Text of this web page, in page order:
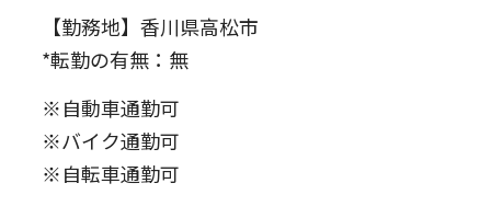
【勤務地】香川県高松市
*転勤の有無：無
※自動車通勤可
※バイク通勤可
※自転車通勤可